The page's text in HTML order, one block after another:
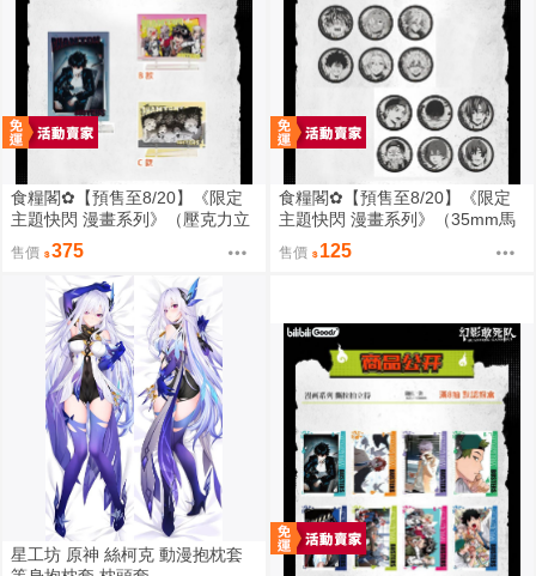
食糧閣✿【預售至8/20】《限定
主題快閃 漫畫系列》（壓克力立
牌）惡靈剋星／幻影敢死隊／主
題快閃／宍喰野虎落／是岸遊人
／觀崎薰／多聞康太郎／壹宮昊
售價 375
食糧閣✿【預售至8/20】《限定
主題快閃 漫畫系列》（35mm馬
口鐵徽章）惡靈剋星／幻影敢死
隊／主題快閃／宍喰野虎落／是
售價 125
星工坊 原神 絲柯克 動漫抱枕套